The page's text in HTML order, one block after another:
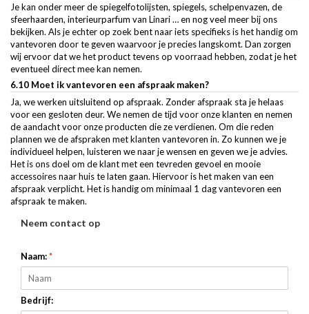
Je kan onder meer de spiegelfotolijsten, spiegels, schelpenvazen, de
sfeerhaarden, interieurparfum van Linari … en nog veel meer bij ons
bekijken. Als je echter op zoek bent naar iets specifieks is het handig om
vantevoren door te geven waarvoor je precies langskomt. Dan zorgen
wij ervoor dat we het product tevens op voorraad hebben, zodat je het
eventueel direct mee kan nemen.
6.10 Moet ik vantevoren een afspraak maken?
Ja, we werken uitsluitend op afspraak. Zonder afspraak sta je helaas
voor een gesloten deur. We nemen de tijd voor onze klanten en nemen
de aandacht voor onze producten die ze verdienen. Om die reden
plannen we de afspraken met klanten vantevoren in. Zo kunnen we je
individueel helpen, luisteren we naar je wensen en geven we je advies.
Het is ons doel om de klant met een tevreden gevoel en mooie
accessoires naar huis te laten gaan. Hiervoor is het maken van een
afspraak verplicht. Het is handig om minimaal 1 dag vantevoren een
afspraak te maken.
Neem contact op
Naam:*
Bedrijf: